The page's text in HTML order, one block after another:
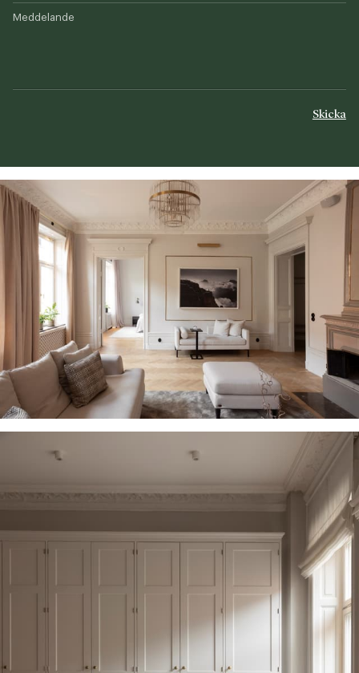
Meddelande
Skicka